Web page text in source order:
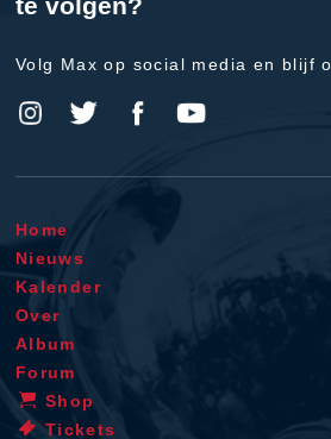
te volgen?
Volg Max op social media en blijf
Home
Nieuws
Kalender
Over
Album
Forum
Shop
Tickets